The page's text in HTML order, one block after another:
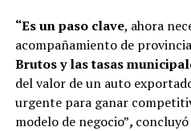
“Es un paso clave, ahora
acompañamiento de
Brutos y las tasas
del valor de un auto
urgente para ganar
modelo de negocio”, concluyó